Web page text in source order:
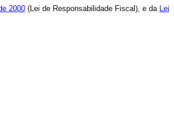
2000(Lei de Responsabilidade Fiscal), e da Lei